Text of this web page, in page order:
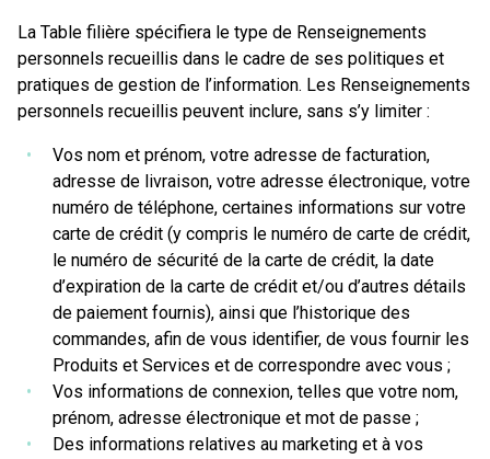
La Table filière spécifiera le type de Renseignements
personnels recueillis dans le cadre de ses politiques et
pratiques de gestion de l’information. Les Renseignements
personnels recueillis peuvent inclure, sans s’y limiter :
Vos nom et prénom, votre adresse de facturation,
adresse de livraison, votre adresse électronique, votre
numéro de téléphone, certaines informations sur votre
carte de crédit (y compris le numéro de carte de crédit,
le numéro de sécurité de la carte de crédit, la date
d’expiration de la carte de crédit et/ou d’autres détails
de paiement fournis), ainsi que l’historique des
commandes, afin de vous identifier, de vous fournir les
Produits et Services et de correspondre avec vous ;
Vos informations de connexion, telles que votre nom,
prénom, adresse électronique et mot de passe ;
Des informations relatives au marketing et à vos